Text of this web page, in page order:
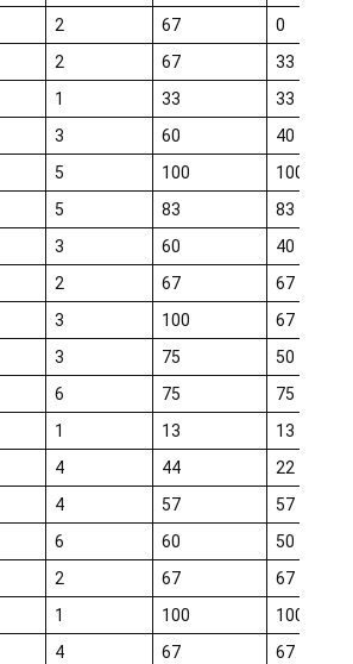
2 67
0
2 67
33
1 33
33
3 60
40
5 100
100
5 83
83
3 60
40
2 67
67
3 100
67
3 75
50
6 75
75
1 13
13
4 44
22
4 57
57
6 60
50
2 67
67
1 100
100
4 67
67